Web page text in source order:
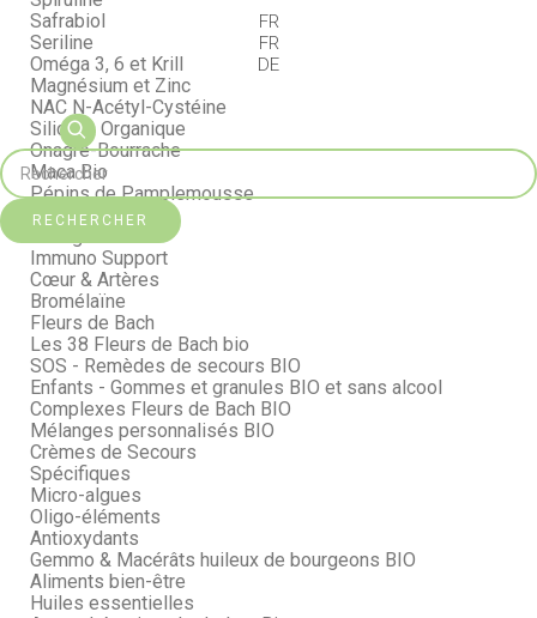
FR
FR
DE
RECHERCHER
Safrabiol
Seriline
Oméga 3, 6 et Krill
Magnésium et Zinc
NAC N-Acétyl-Cystéine
Silicium Organique
Onagre-Bourrache
Maca Bio
Pépins de Pamplemousse
Curcuma Bio
Immuno Support
Cœur & Artères
Bromélaïne
Fleurs de Bach
Les 38 Fleurs de Bach bio
SOS - Remèdes de secours BIO
Enfants - Gommes et granules BIO et sans alcool
Complexes Fleurs de Bach BIO
Mélanges personnalisés BIO
Crèmes de Secours
Spécifiques
Micro-algues
Oligo-éléments
Antioxydants
Gemmo & Macérâts huileux de bourgeons BIO
Aliments bien-être
Huiles essentielles